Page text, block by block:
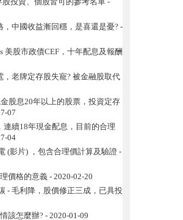
，中國收益漸回穩，是喜還是憂?-
美股市政債CEF，十年配息及報酬
，老牌定存股失寵? 被金融股取代
股息20年以上的股票，投資定存
07
連續18年現金配息，目前的合理
04
(影片) ，包含合理價計算及驗證-
價格的意義- 2020-02-20
- 毛利降，股價修正三成，已具投
該怎麼辦?- 2020-01-09